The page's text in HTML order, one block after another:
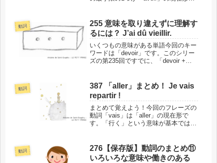
いね！このフレーズの場所と背景で
は、単語に入る前に、今回のフレー
ズ...
動詞
255 意味を取り違えずに理解す
るには？ J’ai dû vieillir.
いくつもの意味がある単語今回のキー
ワードは「devoir」です。このシリー
ズの第235回ですでに、「devoir +
になるとご紹介していますが、他にも
かなり意味の広がりがあ...
動詞
387 「aller」まとめ！ Je vais
repartir !
まとめて覚えよう！今回のフレーズの
動詞「vais」は「aller」の現在形で
す。「行く」という意味が基本ではあ
り、変わり者動詞であったり…。これ
までこのシリーズでご紹介した...
動詞
276【保存版】動詞のまとめ⑪
いろいろな意味や働きのある